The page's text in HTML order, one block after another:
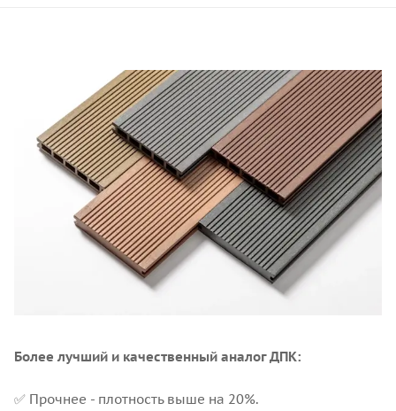
Более лучший и качественный аналог ДПК:
✅ Прочнее - плотность выше на 20%.